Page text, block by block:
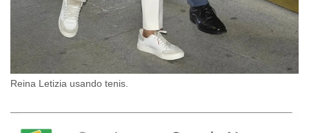
Reina Letizia usando tenis.